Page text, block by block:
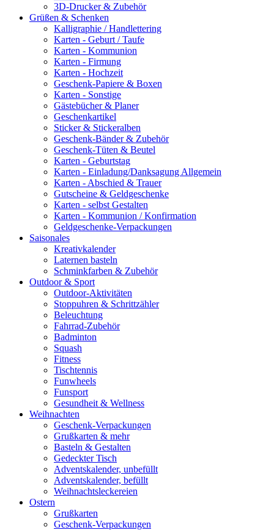
3D-Drucker & Zubehör
Grüßen & Schenken
Kalligraphie / Handlettering
Karten - Geburt / Taufe
Karten - Kommunion
Karten - Firmung
Karten - Hochzeit
Geschenk-Papiere & Boxen
Karten - Sonstige
Gästebücher & Planer
Geschenkartikel
Sticker & Stickeralben
Geschenk-Bänder & Zubehör
Geschenk-Tüten & Beutel
Karten - Geburtstag
Karten - Einladung/Danksagung Allgemein
Karten - Abschied & Trauer
Gutscheine & Geldgeschenke
Karten - selbst Gestalten
Karten - Kommunion / Konfirmation
Geldgeschenke-Verpackungen
Saisonales
Kreativkalender
Laternen basteln
Schminkfarben & Zubehör
Outdoor & Sport
Outdoor-Aktivitäten
Stoppuhren & Schrittzähler
Beleuchtung
Fahrrad-Zubehör
Badminton
Squash
Fitness
Tischtennis
Funwheels
Funsport
Gesundheit & Wellness
Weihnachten
Geschenk-Verpackungen
Grußkarten & mehr
Basteln & Gestalten
Gedeckter Tisch
Adventskalender, unbefüllt
Adventskalender, befüllt
Weihnachtsleckereien
Ostern
Grußkarten
Geschenk-Verpackungen